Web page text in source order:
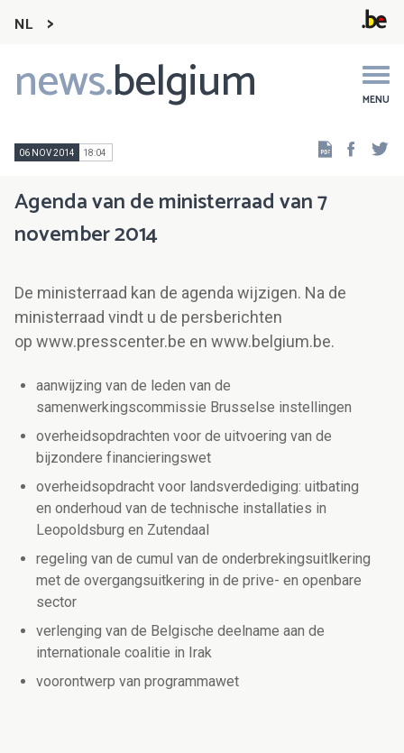
NL
news.belgium MENU
Main
navigation
06 NOV 2014 18:04
Agenda van de ministerraad van 7
november 2014
De ministerraad kan de agenda wijzigen. Na de
ministerraad vindt u de persberichten
op www.presscenter.be en www.belgium.be.
aanwijzing van de leden van de
samenwerkingscommissie Brusselse instellingen
overheidsopdrachten voor de uitvoering van de
bijzondere financieringswet
overheidsopdracht voor landsverdediging: uitbating
en onderhoud van de technische installaties in
Leopoldsburg en Zutendaal
regeling van de cumul van de onderbrekingsuitlkering
met de overgangsuitkering in de prive- en openbare
sector
verlenging van de Belgische deelname aan de
internationale coalitie in Irak
voorontwerp van programmawet